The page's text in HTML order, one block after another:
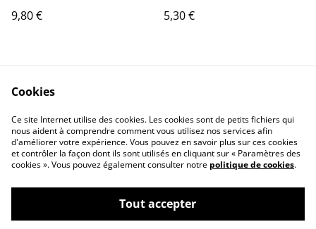
9,80 € 5,30 €
Contactez-nous
Mentions légales
Conditions générales
de vente
Politique de
confidentialité
Politique de cookies
Cookies
Ce site Internet utilise des cookies. Les cookies sont de petits fichiers qui
nous aident à comprendre comment vous utilisez nos services afin
d'améliorer votre expérience. Vous pouvez en savoir plus sur ces cookies
et contrôler la façon dont ils sont utilisés en cliquant sur « Paramètres des
cookies ». Vous pouvez également consulter notre politique de cookies.
Tout accepter